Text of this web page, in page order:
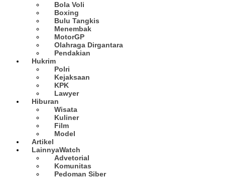
Bola Voli
Boxing
Bulu Tangkis
Menembak
MotorGP
Olahraga Dirgantara
Pendakian
Hukrim
Polri
Kejaksaan
KPK
Lawyer
Hiburan
Wisata
Kuliner
Film
Model
Artikel
LainnyaWatch
Advetorial
Komunitas
Pedoman Siber